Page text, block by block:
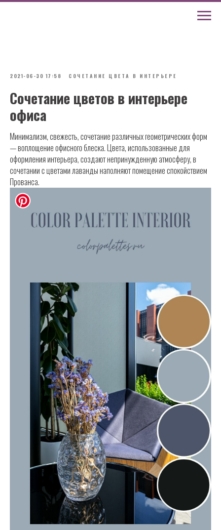
2021-06-30 17:58 СОЧЕТАНИЕ ЦВЕТА В ИНТЕРЬЕРЕ
Сочетание цветов в интерьере
офиса
Минимализм, свежесть, сочетание различных геометрических форм
— воплощение офисного блеска. Цвета, использованные для
оформления интерьера, создают непринужденную атмосферу, в
сочетании с цветами лаванды наполняют помещение спокойствием
Прованса.